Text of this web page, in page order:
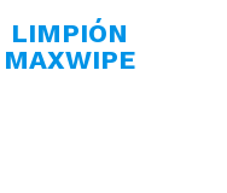
LIMPIÓN
MAXWIPE